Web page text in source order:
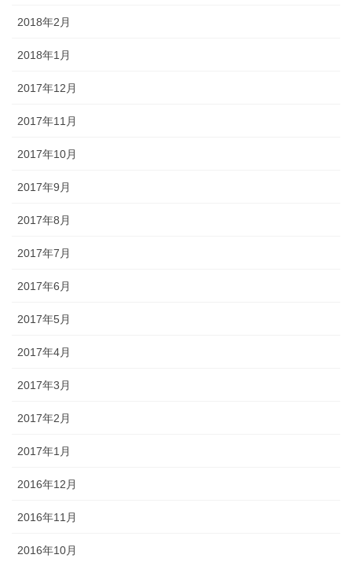
2018年2月
2018年1月
2017年12月
2017年11月
2017年10月
2017年9月
2017年8月
2017年7月
2017年6月
2017年5月
2017年4月
2017年3月
2017年2月
2017年1月
2016年12月
2016年11月
2016年10月